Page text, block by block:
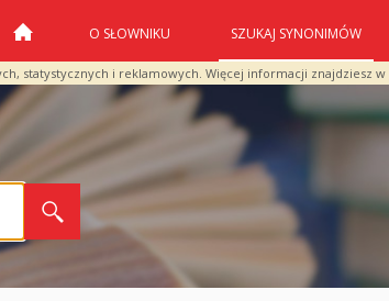
statystycznych i reklamowych. Więcej informacji znajdziesz w
O SŁOWNIKU SZUKAJ SYNONIMÓW